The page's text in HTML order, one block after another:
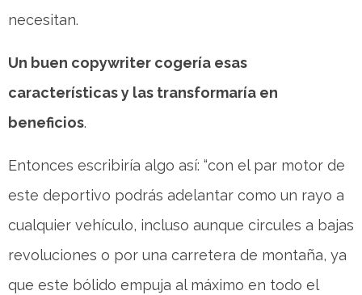
necesitan.
Un buen copywriter cogería esas
características y las transformaría en
beneficios.
Entonces escribiría algo así: “con el par motor de
este deportivo podrás adelantar como un rayo a
cualquier vehículo, incluso aunque circules a bajas
revoluciones o por una carretera de montaña, ya
que este bólido empuja al máximo en todo el